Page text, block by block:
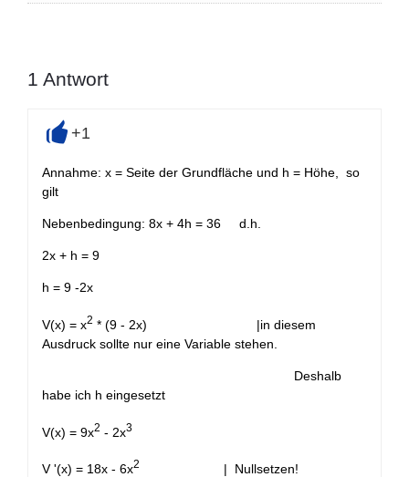
1 Antwort
+1
Annahme: x = Seite der Grundfläche und h = Höhe, so
gilt
Nebenbedingung: 8x + 4h = 36 d.h.
2x + h = 9
h = 9 -2x
V(x) = x2 * (9 - 2x) |in diesem
Ausdruck sollte nur eine Variable stehen.
Deshalb
habe ich h eingesetzt
V(x) = 9x2 - 2x3
V '(x) = 18x - 6x2 | Nullsetzen!